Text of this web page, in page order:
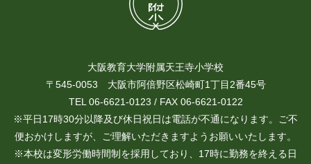
大阪教育大学附属天王寺小学校
〒545-0053 大阪市阿倍野区松崎町1丁目2番45号
TEL 06-6621-0123 / FAX 06-6621-0122
※平日17時30分以降及び休日祝日は電話が不通になります。ご不
便おかけしますが、ご理解いただきますようお願いいたします。
※本校は変形労働時間制を採用しており、17時に勤務を終える日